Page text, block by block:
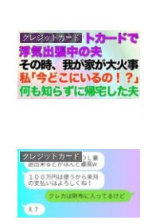
クレジットカード
クレジットカード